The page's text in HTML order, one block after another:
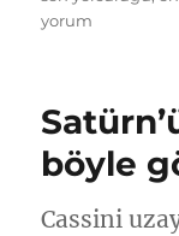
yorum
böyle
Cassini